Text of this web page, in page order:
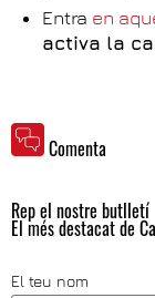
Entra en
activa la
Comenta
Rep el nostre butlletí
El més destacat de
El teu nom